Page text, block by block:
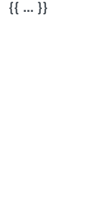
{{ ... }}